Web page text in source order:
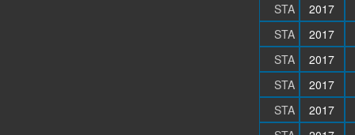
STA
2017
STA
2017
STA
2017
STA
2017
STA
2017